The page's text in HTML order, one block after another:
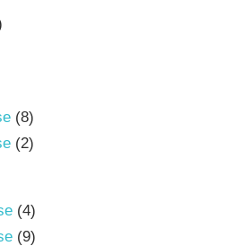
(8)
(2)
(4)
(9)